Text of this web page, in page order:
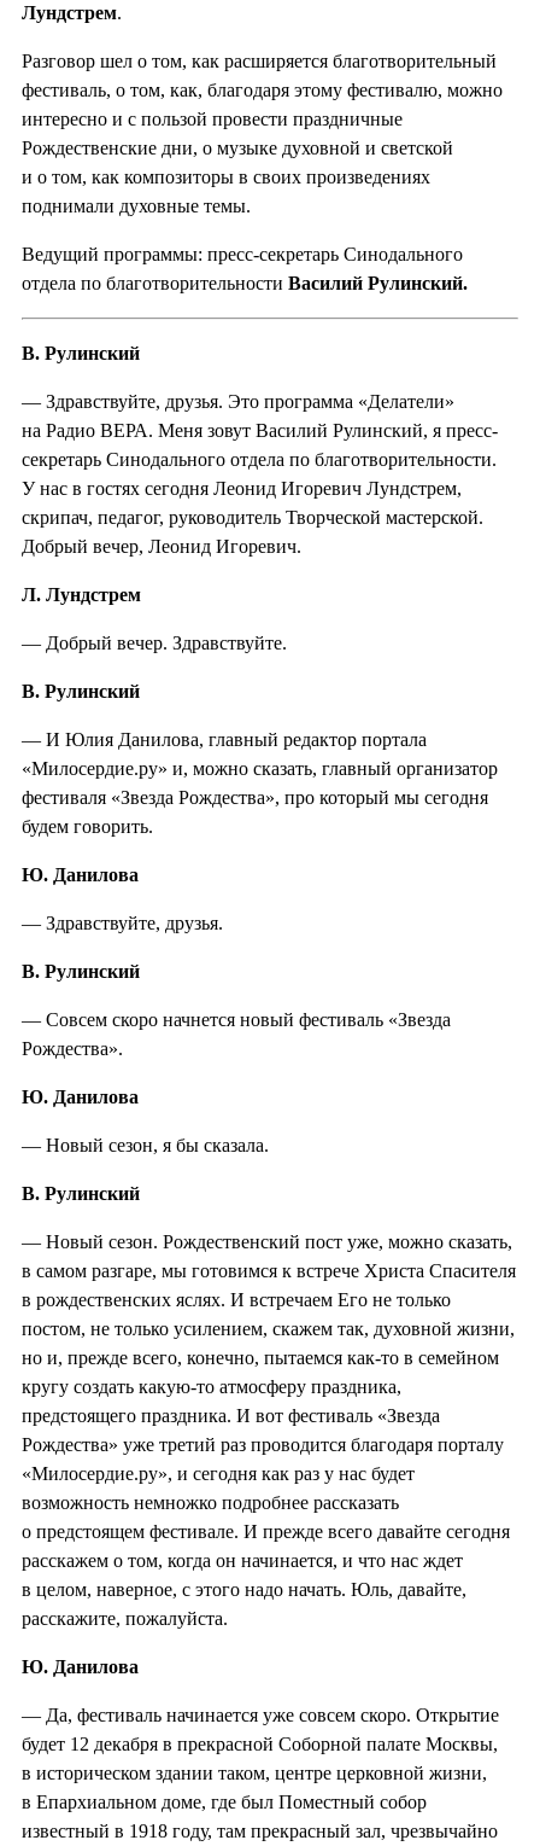
Лундстрем.
Разговор шел о том, как расширяется благотворительный
фестиваль, о том, как, благодаря этому фестивалю, можно
интересно и с пользой провести праздничные
Рождественские дни, о музыке духовной и светской
и о том, как композиторы в своих произведениях
поднимали духовные темы.
Ведущий программы: пресс-секретарь Синодального
отдела по благотворительности Василий Рулинский.
В. Рулинский
— Здравствуйте, друзья. Это программа «Делатели»
на Радио ВЕРА. Меня зовут Василий Рулинский, я пресс-
секретарь Синодального отдела по благотворительности.
У нас в гостях сегодня Леонид Игоревич Лундстрем,
скрипач, педагог, руководитель Творческой мастерской.
Добрый вечер, Леонид Игоревич.
Л. Лундстрем
— Добрый вечер. Здравствуйте.
В. Рулинский
— И Юлия Данилова, главный редактор портала
«Милосердие.ру» и, можно сказать, главный организатор
фестиваля «Звезда Рождества», про который мы сегодня
будем говорить.
Ю. Данилова
— Здравствуйте, друзья.
В. Рулинский
— Совсем скоро начнется новый фестиваль «Звезда
Рождества».
Ю. Данилова
— Новый сезон, я бы сказала.
В. Рулинский
— Новый сезон. Рождественский пост уже, можно сказать,
в самом разгаре, мы готовимся к встрече Христа Спасителя
в рождественских яслях. И встречаем Его не только
постом, не только усилением, скажем так, духовной жизни,
но и, прежде всего, конечно, пытаемся как-то в семейном
кругу создать какую-то атмосферу праздника,
предстоящего праздника. И вот фестиваль «Звезда
Рождества» уже третий раз проводится благодаря порталу
«Милосердие.ру», и сегодня как раз у нас будет
возможность немножко подробнее рассказать
о предстоящем фестивале. И прежде всего давайте сегодня
расскажем о том, когда он начинается, и что нас ждет
в целом, наверное, с этого надо начать. Юль, давайте,
расскажите, пожалуйста.
Ю. Данилова
— Да, фестиваль начинается уже совсем скоро. Открытие
будет 12 декабря в прекрасной Соборной палате Москвы,
в историческом здании таком, центре церковной жизни,
в Епархиальном доме, где был Поместный собор
известный в 1918 году, там прекрасный зал, чрезвычайно